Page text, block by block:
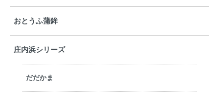
おとうふ蒲鉾
庄内浜シリーズ
だだかま